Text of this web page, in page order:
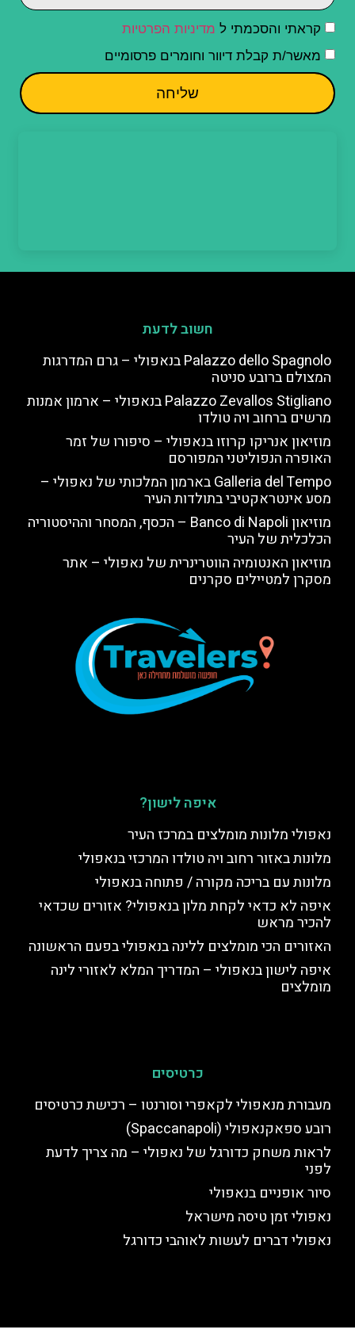
קראתי והסכמתי ל מדיניות הפרטיות
מאשר/ת קבלת דיוור וחומרים פרסומיים
שליחה
חשוב לדעת
Palazzo dello Spagnolo בנאפולי – גרם המדרגות
המצולם ברובע סניטה
Palazzo Zevallos Stigliano בנאפולי – ארמון אמנות
מרשים ברחוב ויה טולדו
מוזיאון אנריקו קרוזו בנאפולי – סיפורו של זמר
האופרה הנפוליטני המפורסם
Galleria del Tempo בארמון המלכותי של נאפולי –
מסע אינטראקטיבי בתולדות העיר
מוזיאון Banco di Napoli – הכסף, המסחר וההיסטוריה
הכלכלית של העיר
מוזיאון האנטומיה הווטרינרית של נאפולי – אתר
מסקרן למטיילים סקרנים
איפה לישון?
נאפולי מלונות מומלצים במרכז העיר
מלונות באזור רחוב ויה טולדו המרכזי בנאפולי
מלונות עם בריכה מקורה / פתוחה בנאפולי
איפה לא כדאי לקחת מלון בנאפולי? אזורים שכדאי
להכיר מראש
האזורים הכי מומלצים ללינה בנאפולי בפעם הראשונה
איפה לישון בנאפולי – המדריך המלא לאזורי לינה
מומלצים
כרטיסים
מעבורת מנאפולי לקאפרי וסורנטו – רכישת כרטיסים
רובע ספאקנאפולי (Spaccanapoli)
לראות משחק כדורגל של נאפולי – מה צריך לדעת
לפני
סיור אופניים בנאפולי
נאפולי זמן טיסה מישראל
נאפולי דברים לעשות לאוהבי כדורגל